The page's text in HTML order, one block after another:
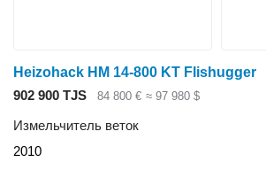
Heizohack HM 14-800 KT Flishugger
902 900 TJS
84 800 € ≈ 97 980 $
Измельчитель веток
2010